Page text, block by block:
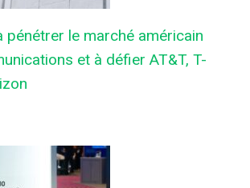
pénétrer le marché américain
et à défier AT&T, T-